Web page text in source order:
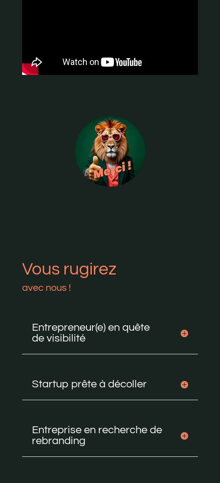
Vous rugirez
avec nous !
Entrepreneur(e) en quête
de visibilité
Startup prête à décoller
Entreprise en recherche de
rebranding